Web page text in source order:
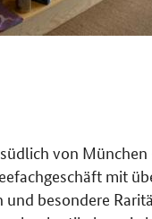
von
mit
besondere